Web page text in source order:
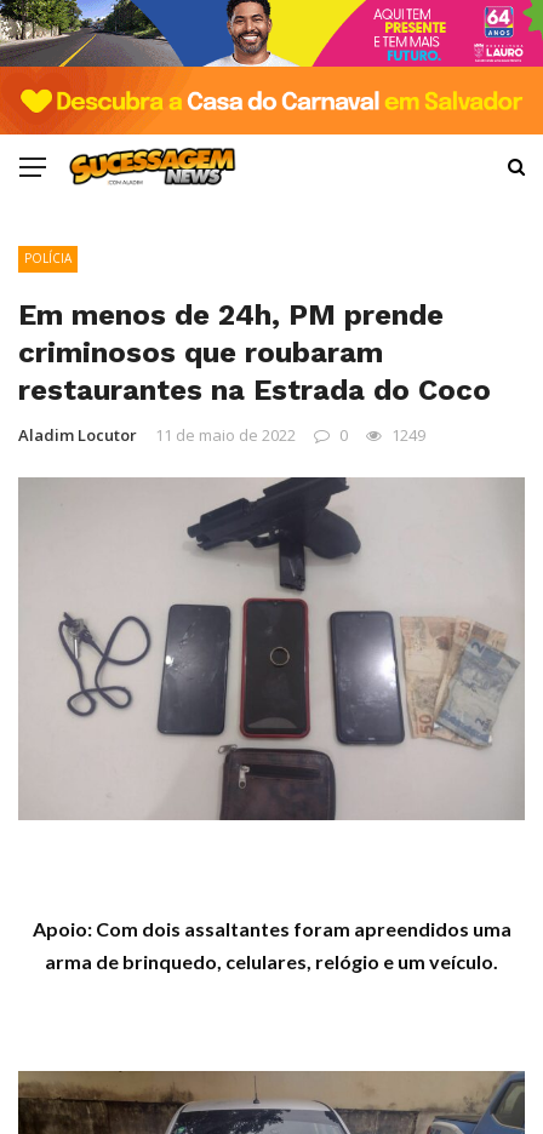
POLÍCIA
Em menos de 24h, PM prende
criminosos que roubaram
restaurantes na Estrada do Coco
Aladim Locutor 11 de maio de 2022 0 1249
Apoio: Com dois assaltantes foram apreendidos uma
arma de brinquedo, celulares, relógio e um veículo.